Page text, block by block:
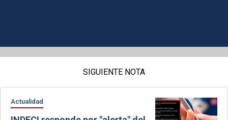
SIGUIENTE NOTA
Actualidad